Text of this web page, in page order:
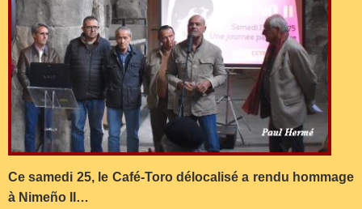
Ce samedi 25, le Café-Toro délocalisé a rendu hommage
à Nimeño II…